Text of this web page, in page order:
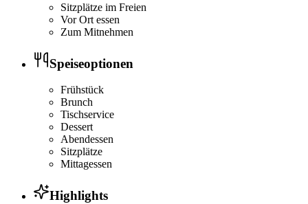
Sitzplätze im Freien
Vor Ort essen
Zum Mitnehmen
Speiseoptionen
Frühstück
Brunch
Tischservice
Dessert
Abendessen
Sitzplätze
Mittagessen
Highlights